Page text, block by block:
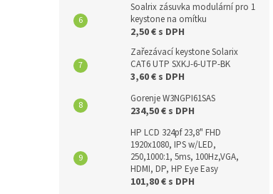
Soalrix zásuvka modulární pro 1
keystone na omítku
2,50 € s DPH
Zařezávací keystone Solarix
CAT6 UTP SXKJ-6-UTP-BK
3,60 € s DPH
Gorenje W3NGPI61SAS
234,50 € s DPH
HP LCD 324pf 23,8" FHD
1920x1080, IPS w/LED,
250,1000:1, 5ms, 100Hz,VGA,
HDMI, DP, HP Eye Easy
101,80 € s DPH